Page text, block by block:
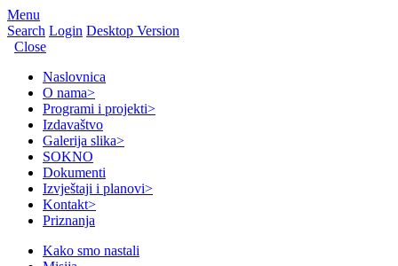
Menu
Search Login Desktop Version
Close
Naslovnica
O nama>
Programi i projekti>
Izdavaštvo
Galerija slika>
SOKNO
Dokumenti
Izvještaji i planovi>
Kontakt>
Priznanja
Kako smo nastali